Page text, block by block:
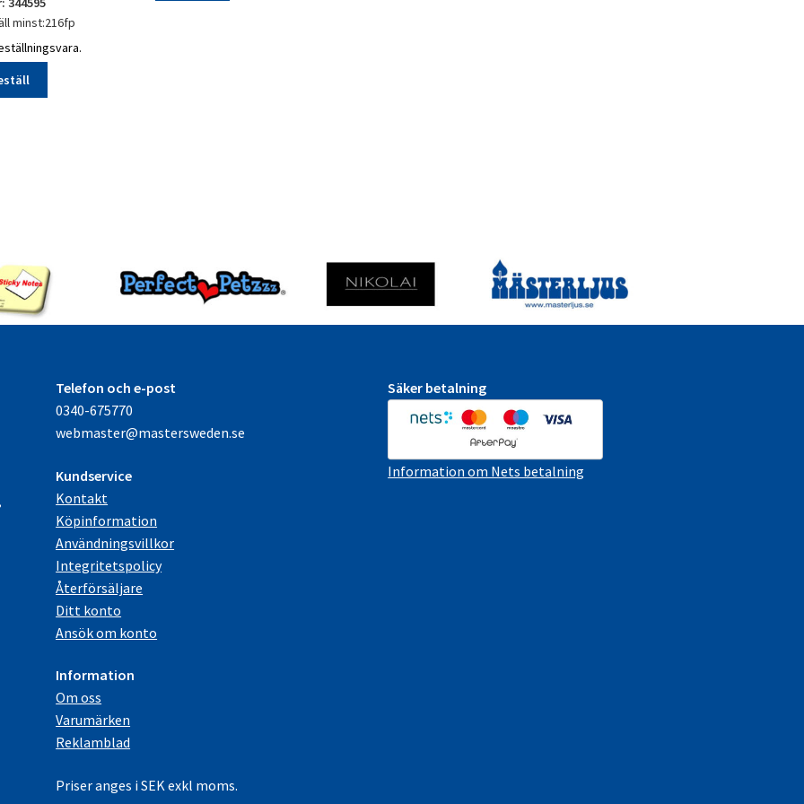
minst:216fp
Telefon och e-post
0340-675770
webmaster@mastersweden.se
Kundservice
Kontakt
Köpinformation
Användningsvillkor
Integritetspolicy
Återförsäljare
Ditt konto
Ansök om konto
Information
Om oss
Varumärken
Reklamblad
Priser anges i SEK exkl moms.
Säker betalning
Information om Nets betalning